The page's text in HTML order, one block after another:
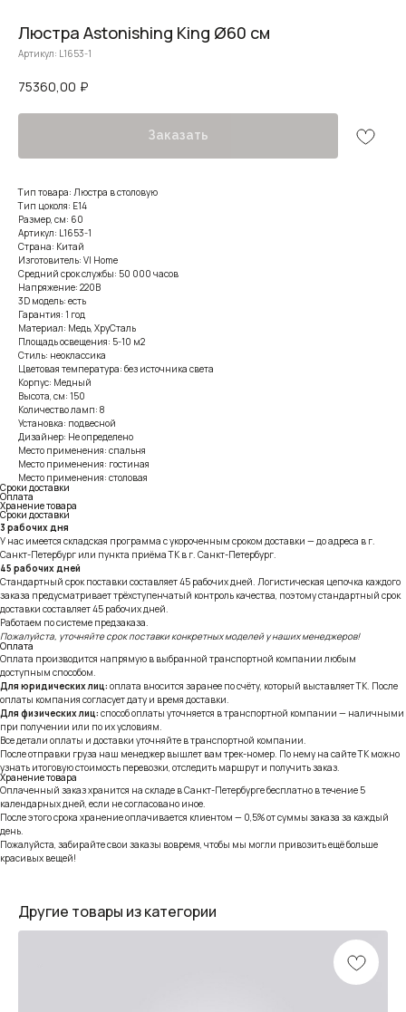
Люстра Astonishing King Ø60 см
Артикул: L1653-1
75360,00 ₽
Заказать
Тип товара: Люстра в столовую
Тип цоколя: E14
Размер, см: 60
Артикул: L1653-1
Страна: Китай
Изготовитель: VI Home
Средний срок службы: 50 000 часов
Напряжение: 220В
3D модель: есть
Гарантия: 1 год
Материал: Медь, ХруСталь
Площадь освещения: 5-10 м2
Стиль: неоклассика
Цветовая температура: без источника света
Корпус: Медный
Высота, см: 150
Количество ламп: 8
Установка: подвесной
Дизайнер: Не определено
Место применения: спальня
Место применения: гостиная
Место применения: столовая
Сроки доставки
Оплата
Хранение товара
Сроки доставки
3 рабочих дня
У нас имеется складская программа с укороченным сроком доставки — до адреса в г.
Санкт-Петербург или пункта приёма ТК в г. Санкт-Петербург.
45 рабочих дней
Стандартный срок поставки составляет 45 рабочих дней. Логистическая цепочка каждого
заказа предусматривает трёхступенчатый контроль качества, поэтому стандартный срок
доставки составляет 45 рабочих дней.
Работаем по системе предзаказа.
Пожалуйста, уточняйте срок поставки конкретных моделей у наших менеджеров!
Оплата
Оплата производится напрямую в выбранной транспортной компании любым
доступным способом.
Для юридических лиц: оплата вносится заранее по счёту, который выставляет ТК. После
оплаты компания согласует дату и время доставки.
Для физических лиц: способ оплаты уточняется в транспортной компании — наличными
при получении или по их условиям.
Все детали оплаты и доставки уточняйте в транспортной компании.
После отправки груза наш менеджер вышлет вам трек-номер. По нему на сайте ТК можно
узнать итоговую стоимость перевозки, отследить маршрут и получить заказ.
Хранение товара
Оплаченный заказ хранится на складе в Санкт-Петербурге бесплатно в течение 5
календарных дней, если не согласовано иное.
После этого срока хранение оплачивается клиентом — 0,5% от суммы заказа за каждый
день.
Пожалуйста, забирайте свои заказы вовремя, чтобы мы могли привозить ещё больше
красивых вещей!
Другие товары из категории